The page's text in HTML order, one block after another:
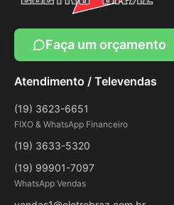
Faça um orçamento
Atendimento / Televendas
(19) 3623-6651
FIXO & WhatsApp Financeiro
(19) 3633-5320
(19) 99901-7097
WhatsApp Vendas